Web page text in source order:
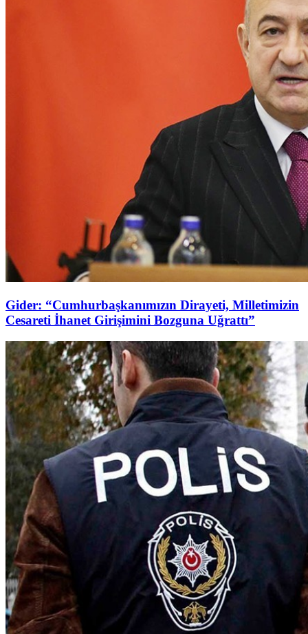
Gider: “Cumhurbaşkanımızın Dirayeti, Milletimizin
Cesareti İhanet Girişimini Bozguna Uğrattı”